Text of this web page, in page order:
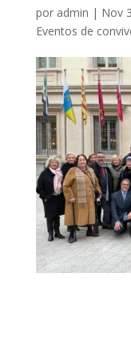
por admin | Nov
Eventos de